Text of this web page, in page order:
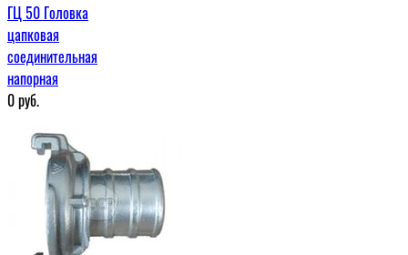
ГЦ 50 Головка
цапковая
соединительная
напорная
0руб.